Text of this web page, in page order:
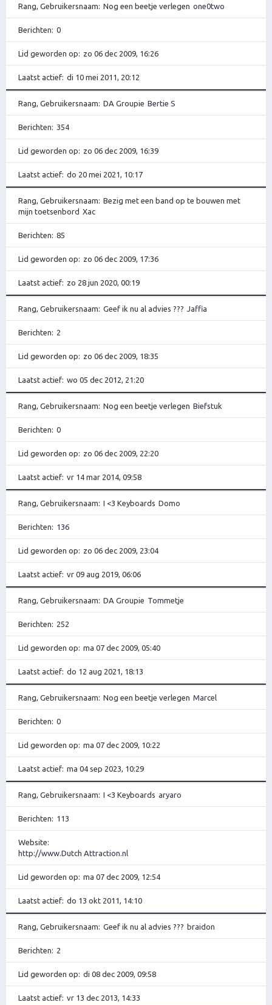
Rang, Gebruikersnaam Nog een beetje verlegen one0two
Berichten 0
Lid geworden op zo 06 dec 2009, 16:26
Laatst actief di 10 mei 2011, 20:12
Rang, Gebruikersnaam DA Groupie Bertie S
Berichten 354
Lid geworden op zo 06 dec 2009, 16:39
Laatst actief do 20 mei 2021, 10:17
Rang, Gebruikersnaam
Bezig met een band op te bouwen met
mijn toetsenbord Xac
Berichten 85
Lid geworden op zo 06 dec 2009, 17:36
Laatst actief zo 28 jun 2020, 00:19
Rang, Gebruikersnaam Geef ik nu al advies ??? Jaffia
Berichten 2
Lid geworden op zo 06 dec 2009, 18:35
Laatst actief wo 05 dec 2012, 21:20
Rang, Gebruikersnaam Nog een beetje verlegen Biefstuk
Berichten 0
Lid geworden op zo 06 dec 2009, 22:20
Laatst actief vr 14 mar 2014, 09:58
Rang, Gebruikersnaam I <3 Keyboards Domo
Berichten 136
Lid geworden op zo 06 dec 2009, 23:04
Laatst actief vr 09 aug 2019, 06:06
Rang, Gebruikersnaam DA Groupie Tommetje
Berichten 252
Lid geworden op ma 07 dec 2009, 05:40
Laatst actief do 12 aug 2021, 18:13
Rang, Gebruikersnaam Nog een beetje verlegen Marcel
Berichten 0
Lid geworden op ma 07 dec 2009, 10:22
Laatst actief ma 04 sep 2023, 10:29
Rang, Gebruikersnaam I <3 Keyboards aryaro
Berichten 113
Website
http://www.Dutch Attraction.nl
Lid geworden op ma 07 dec 2009, 12:54
Laatst actief do 13 okt 2011, 14:10
Rang, Gebruikersnaam Geef ik nu al advies ??? braidon
Berichten 2
Lid geworden op di 08 dec 2009, 09:58
Laatst actief vr 13 dec 2013, 14:33